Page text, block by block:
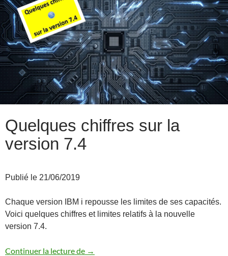
Quelques chiffres sur la
version 7.4
Publié le 21/06/2019
Chaque version IBM i repousse les limites de ses capacités.
Voici quelques chiffres et limites relatifs à la nouvelle
version 7.4.
Continuer la lecture de Quelques chiffres sur la version 7.4
→